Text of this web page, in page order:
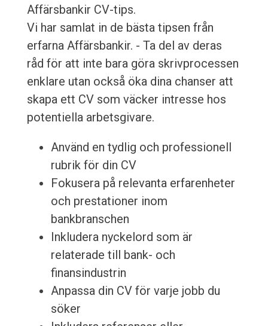
Affärsbankir CV-tips.
Vi har samlat in de bästa tipsen från
erfarna Affärsbankir. - Ta del av deras
råd för att inte bara göra skrivprocessen
enklare utan också öka dina chanser att
skapa ett CV som väcker intresse hos
potentiella arbetsgivare.
Använd en tydlig och professionell
rubrik för din CV
Fokusera på relevanta erfarenheter
och prestationer inom
bankbranschen
Inkludera nyckelord som är
relaterade till bank- och
finansindustrin
Anpassa din CV för varje jobb du
söker